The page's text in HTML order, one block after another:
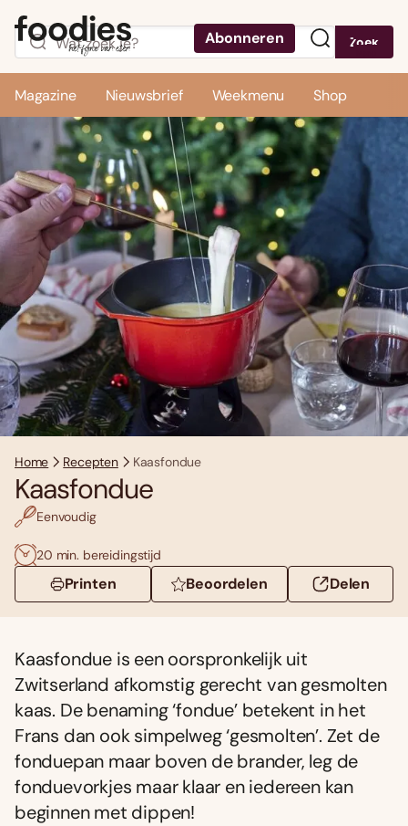
Abonneren Zoek
Magazine Nieuwsbrief Weekmenu Shop
Home Recepten Kaasfondue
Kaasfondue
Eenvoudig
20 min. bereidingstijd
Printen Beoordelen Delen
Kaasfondue is een oorspronkelijk uit
Zwitserland afkomstig gerecht van gesmolten
kaas. De benaming ‘fondue’ betekent in het
Frans dan ook simpelweg ‘gesmolten’. Zet de
fonduepan maar boven de brander, leg de
fonduevorkjes maar klaar en iedereen kan
beginnen met dippen!